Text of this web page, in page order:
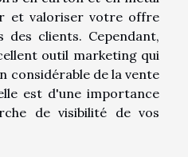
et valoriser votre offre
clients. Cependant,
outil marketing qui
considérable de la vente
est d'une importance
de visibilité de vos